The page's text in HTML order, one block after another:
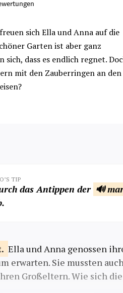
sich Ella und Anna auf die
Garten ist aber ganz
dass es endlich regnet.
mit den Zauberringen an den
TIP
das Antippen der 🔊
Ella und Anna genossen
erwarten. Sie mussten
Großeltern. Wie sich